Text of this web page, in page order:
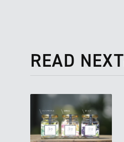
READ NEXT